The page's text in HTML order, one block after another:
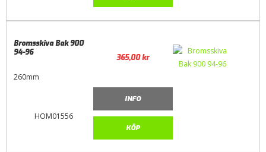
HOM01556
Bromsskiva Bak 900
94-96
260mm
365,00kr
INFO
KÖP